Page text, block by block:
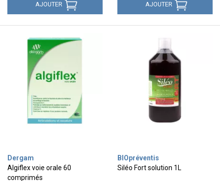
AJOUTER AJOUTER
Dergam
Algiflex voie orale 60
comprimés
BIOpréventis
Siléo Fort solution 1L